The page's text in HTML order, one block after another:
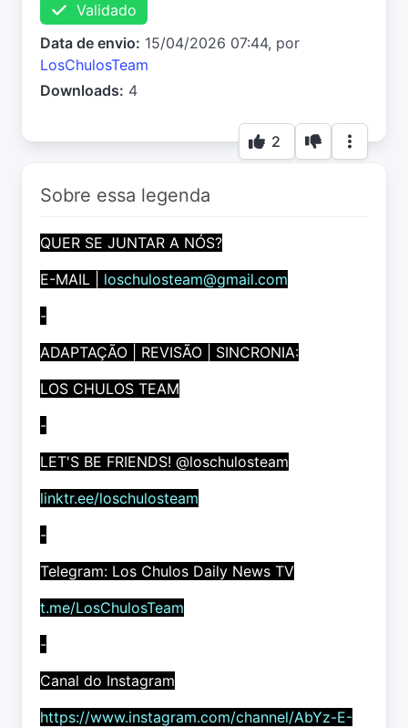
Validado
Data de envio: 15/04/2026 07:44, por
LosChulosTeam
Downloads: 4
2
Sobre essa legenda
QUER SE JUNTAR A NÓS?
E-MAIL | loschulosteam@gmail.com
-
ADAPTAÇÃO | REVISÃO | SINCRONIA:
LOS CHULOS TEAM
-
LET'S BE FRIENDS! @loschulosteam
linktr.ee/loschulosteam
-
Telegram: Los Chulos Daily News TV
t.me/LosChulosTeam
-
Canal do Instagram
https://www.instagram.com/channel/AbYz-E-